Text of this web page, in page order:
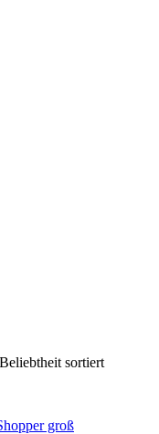
sortiert